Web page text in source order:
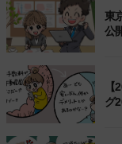
東
公
グ